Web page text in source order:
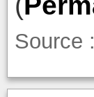
Source :